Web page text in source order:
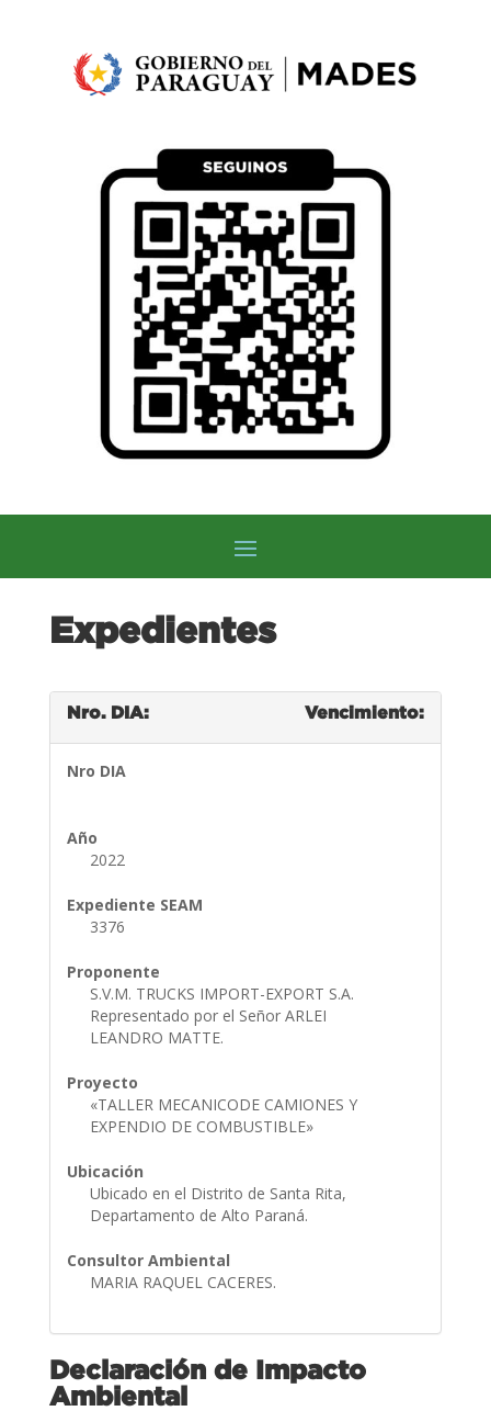
Expedientes
Nro. DIA: Vencimiento:
Nro DIA
Año
2022
Expediente SEAM
3376
Proponente
S.V.M. TRUCKS IMPORT-EXPORT S.A.
Representado por el Señor ARLEI
LEANDRO MATTE.
Proyecto
«TALLER MECANICODE CAMIONES Y
EXPENDIO DE COMBUSTIBLE»
Ubicación
Ubicado en el Distrito de Santa Rita,
Departamento de Alto Paraná.
Consultor Ambiental
MARIA RAQUEL CACERES.
Declaración de Impacto
Ambiental